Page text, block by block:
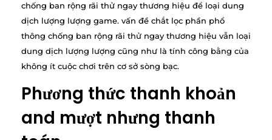
chống ban rộng rãi thử ngay thương hiệu để loại dung
dịch lượng lượng game. vấn đề chắt lọc phần phổ
thông chống ban rộng rãi thử ngay thương hiệu vẫn loại
dung dịch lượng lượng cũng như là tính công bằng của
không ít cuộc chơi trên cơ sở sòng bạc.
Phương thức thanh khoản
and mượt nhưng thanh